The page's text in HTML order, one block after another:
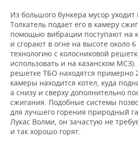
Из большого бункера мусор уходит
Толкатель подает его в камеру
помощью вибрации поступают на
и сгорают в огне на высоте около
технологию с колосниковой
использовать и на казанском
решетке ТБО находятся примерно
камеры находится котел, куда
а снизу и сверху дополнительно
сжигания. Подобные системы
для лучшего горения природный
Лукас Волми, он зачастую не
и так хорошо горят.